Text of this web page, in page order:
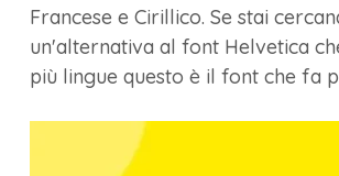
Francese e Cirillico. Se stai
un'alternativa al font Helvetica
più lingue questo è il font che fa